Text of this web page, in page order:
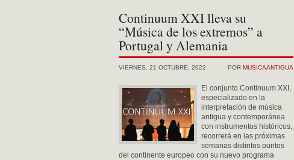
Continuum XXI lleva su
“Música de los extremos” a
Portugal y Alemania
POR MUSICAANTIGUA
VIERNES, 21 OCTUBRE, 2022
El conjunto Continuum XXI,
especializado en la
interpretación de música
antigua y contemporánea
con instrumentos históricos,
recorrerá en las próximas
semanas distintos puntos
del continente europeo con su nuevo programa